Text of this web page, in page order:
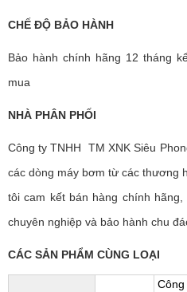
CHẾ ĐỘ BẢO HÀNH
Bảo hành chính hãng 12 tháng
mua
NHÀ PHÂN PHỐI
Công ty TNHH TM XNK Siêu
các dòng máy bơm từ các thương
tôi cam kết bán hàng chính
chuyên nghiệp và bảo hành chu
CÁC SẢN PHẨM CÙNG LOẠI
Công